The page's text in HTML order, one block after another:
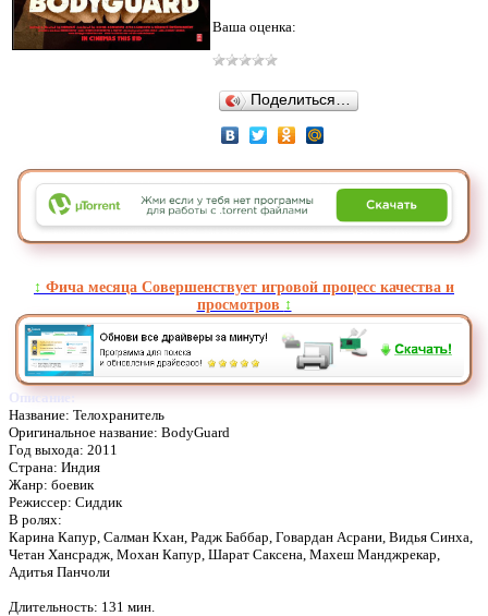
Ваша оценка:
Поделиться…
↕️ Фича месяца Совершенствует игровой процесс качества и
просмотров ↕️
Описание:
Название: Телохранитель
Оригинальное название: BodyGuard
Год выхода: 2011
Страна: Индия
Жанр: боевик
Режиссер: Сиддик
В ролях:
Карина Капур, Салман Кхан, Радж Баббар, Говардан Асрани, Видья Синха,
Четан Хансрадж, Мохан Капур, Шарат Саксена, Махеш Манджрекар,
Адитья Панчоли
Длительность: 131 мин.